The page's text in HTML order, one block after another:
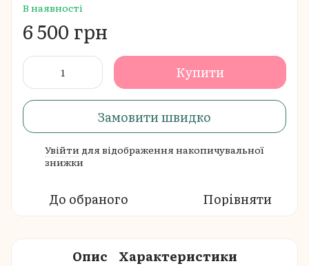
В наявності
6 500 грн
Купити
Замовити швидко
Увійти для відображення накопичувальної
знижки
До обраного Порівняти
Опис Характеристики